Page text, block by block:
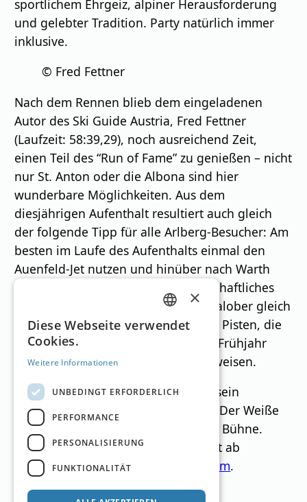
sportlichem Ehrgeiz, alpiner Herausforderung
und gelebter Tradition. Party natürlich immer
inklusive.
© Fred Fettner
Nach dem Rennen blieb dem eingeladenen
Autor des Ski Guide Austria, Fred Fettner
(Laufzeit: 58:39,29), noch ausreichend Zeit,
einen Teil des “Run of Fame” zu genießen – nicht
nur St. Anton oder die Albona sind hier
wunderbare Möglichkeiten. Aus dem
diesjährigen Aufenthalt resultiert auch gleich
der folgende Tipp für alle Arlberg-Besucher: Am
besten im Laufe des Aufenthalts einmal den
Auenfeld-Jet nutzen und hinüber nach Warth
gondelt. Das ist nicht nur ein landschaftliches
Erlebnis, sondern es warten beim Salober gleich
mehrere schwarze gekennzeichnete Pisten, die
aufgrund ihrer Nordlage oft bis ins Frühjahr
traumhafte Schneeverhältnisse aufweisen.
Für alle, die das nächste Mal dabei sein
möchten: Am 16. Jänner 2027 geht „Der Weiße
Ring – Das Rennen“ erneut über die Bühne.
Anmeldemöglichkeiten gibt es meist ab
Saisonbeginn aufwww.lechzuers.com.
GERMAN
×
Diese Webseite verwendet
Cookies.
Weitere Informationen
UNBEDINGT ERFORDERLICH
PERFORMANCE
PERSONALISIERUNG
FUNKTIONALITÄT